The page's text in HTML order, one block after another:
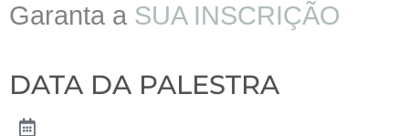
Garanta a SUA INSCRIÇÃO
DATA DA PALESTRA